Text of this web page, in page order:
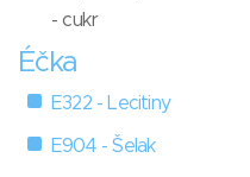
- cukr
Éčka
E322 - Lecitiny
E904 - Šelak